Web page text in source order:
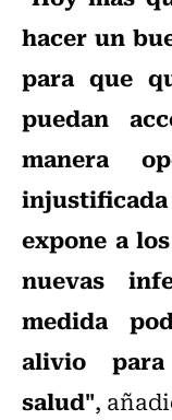
hacer un
para que
puedan
manera
expone a
nuevas
medida
alivio
salud",